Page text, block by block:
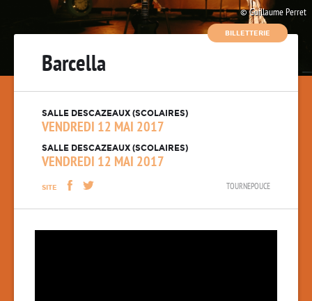
Guillaume Perret
BILLETTERIE
Barcella
SALLE DESCAZEAUX (SCOLAIRES)
VENDREDI 12 MAI 2017
SALLE DESCAZEAUX (SCOLAIRES)
VENDREDI 12 MAI 2017
TOURNEPOUCE
SITE